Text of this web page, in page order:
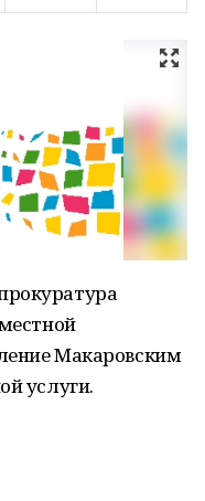
Макаровским
услуги.